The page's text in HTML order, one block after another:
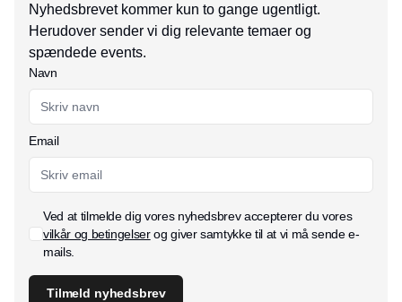
Nyhedsbrevet kommer kun to gange ugentligt.
Herudover sender vi dig relevante temaer og
spændede events.
Navn
Email
Ved at tilmelde dig vores nyhedsbrev accepterer du vores
vilkår og betingelserog giver samtykke til at vi må sende e-
mails.
Tilmeld nyhedsbrev